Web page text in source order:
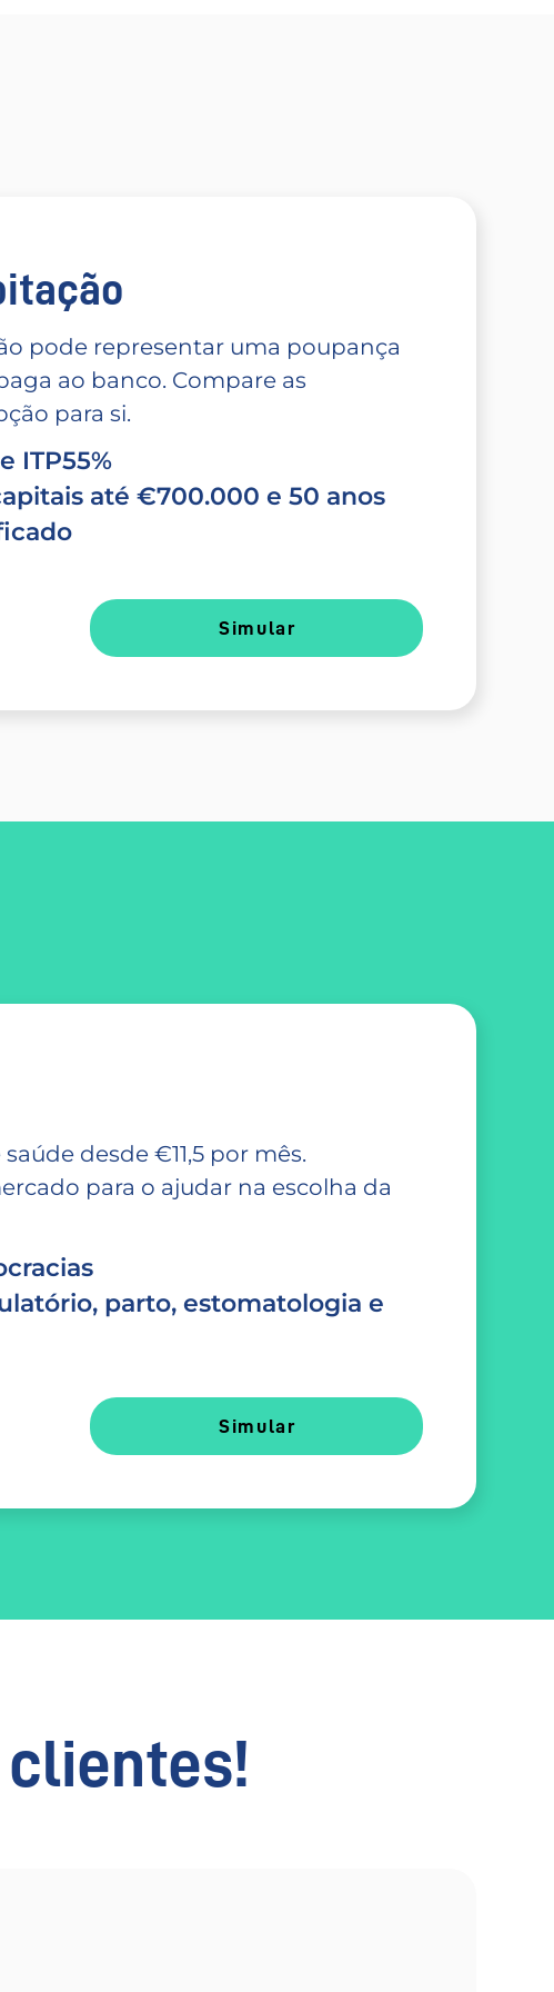
pode representar uma poupança
ao banco. Compare as
para si.
ITP55%
até €700.000 e 50 anos
Simular
desde €11,5 por mês.
para o ajudar na escolha da
parto, estomatologia e
Simular
clientes!